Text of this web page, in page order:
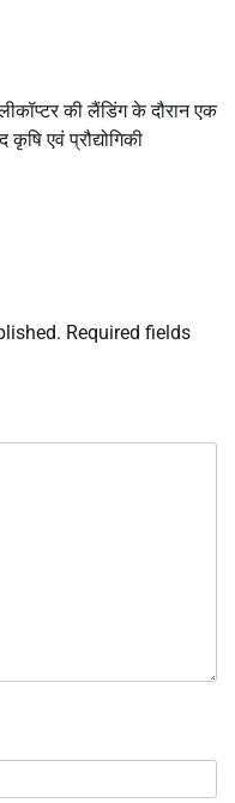
की लैंडिंग के दौरान एक
एवं प्रौद्योगिकी
Required fields